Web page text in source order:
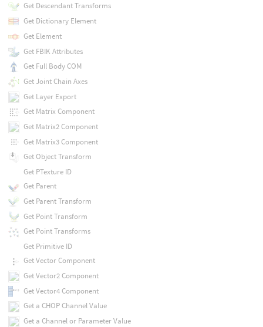
Get Descendant Transforms
Get Dictionary Element
Get Element
Get FBIK Attributes
Get Full Body COM
Get Joint Chain Axes
Get Layer Export
Get Matrix Component
Get Matrix2 Component
Get Matrix3 Component
Get Object Transform
Get PTexture ID
Get Parent
Get Parent Transform
Get Point Transform
Get Point Transforms
Get Primitive ID
Get Vector Component
Get Vector2 Component
Get Vector4 Component
Get a CHOP Channel Value
Get a Channel or Parameter Value